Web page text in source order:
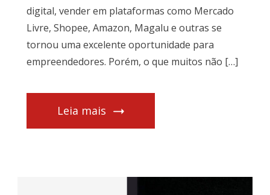
digital, vender em plataformas como Mercado
Livre, Shopee, Amazon, Magalu e outras se
tornou uma excelente oportunidade para
empreendedores. Porém, o que muitos não […]
Leia mais